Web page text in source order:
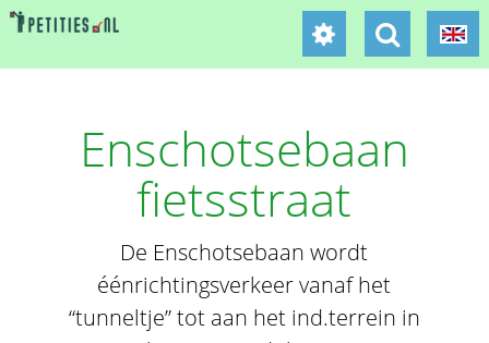
Enschotsebaan
fietsstraat
De Enschotsebaan wordt
éénrichtingsverkeer vanaf het
“tunneltje” tot aan het ind.terrein in